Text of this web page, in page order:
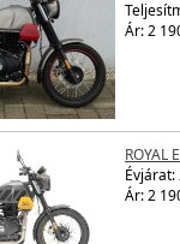
Ár: 2
ROYAL
Évjárat:
Ár: 2